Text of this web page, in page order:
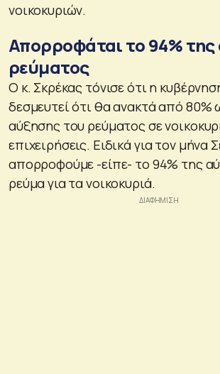
νοικοκυριών.
Απορροφάται το 94%
ρεύματος
Ο κ. Σκρέκας τόνισε ότι η
δεσμευτεί ότι θα ανακτά από 80%
αύξησης του ρεύματος σε
επιχειρήσεις. Ειδικά για τον μήνα
απορροφούμε -είπε- το 94% της
ρεύμα για τα νοικοκυριά.